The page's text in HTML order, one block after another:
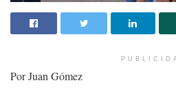
Por Juan Gómez